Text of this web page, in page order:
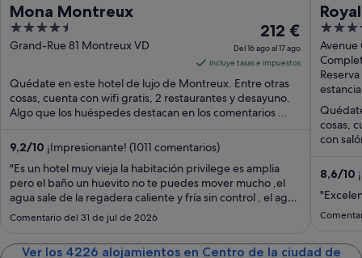
Mona Montreux
4.5
out
5
Grand-Rue 81 Montreux VD
El
precio
es
de
212 €
por
16
ago
al
212 €
Del 16 ago al 17 ago
incluye tasas e impuestos
Quédate en este hotel de lujo de Montreux. Entre otras
cosas, cuenta con wifi gratis, 2 restaurantes y desayuno.
Algo que los huéspedes destacan en los comentarios ...
9,2/10 ¡Impresionante! (1011 comentarios)
"Es un hotel muy vieja la habitación privilege es amplia
pero el baño un huevito no te puedes mover mucho ,el
agua sale de la regadera caliente y fría sin control , el agua
te la venden la tele mini y nada llega a smarty fatal lo único
bueno de ese hotel es la ubicación"
Comentario del 31 de jul de 2026
5
out
of
5
Avenue
VD
estancia
cosas,
con
8,6/10
Ver los 4226 alojamientos en Centro de la ciudad de